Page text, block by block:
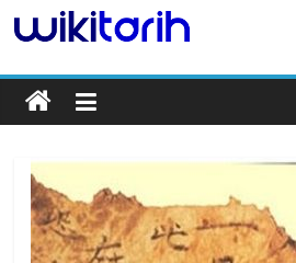
Tarih
Ansiklopedisi